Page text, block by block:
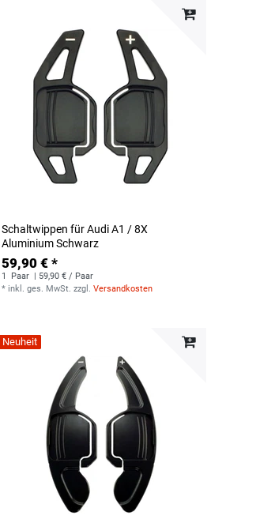
Schaltwippen für Audi A1 / 8X
Aluminium Schwarz
59,90 € *
1 Paar | 59,90 € / Paar
* inkl. ges. MwSt. zzgl.Versandkosten
Neuheit